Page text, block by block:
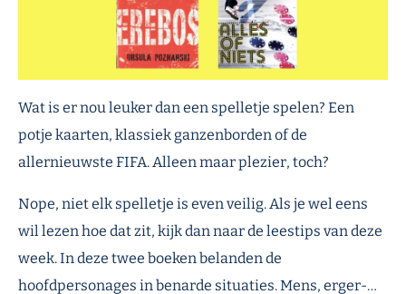
Wat is er nou leuker dan een spelletje spelen? Een
potje kaarten, klassiek ganzenborden of de
allernieuwste FIFA. Alleen maar plezier, toch?
Nope, niet elk spelletje is even veilig. Als je wel eens
wil lezen hoe dat zit, kijk dan naar de leestips van deze
week. In deze twee boeken belanden de
hoofdpersonages in benarde situaties. Mens, erger-…